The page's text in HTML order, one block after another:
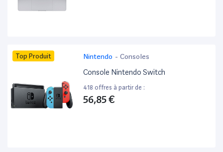
Top Produit Nintendo - Consoles
Console Nintendo Switch
418 offres à partir de :
56,85 €